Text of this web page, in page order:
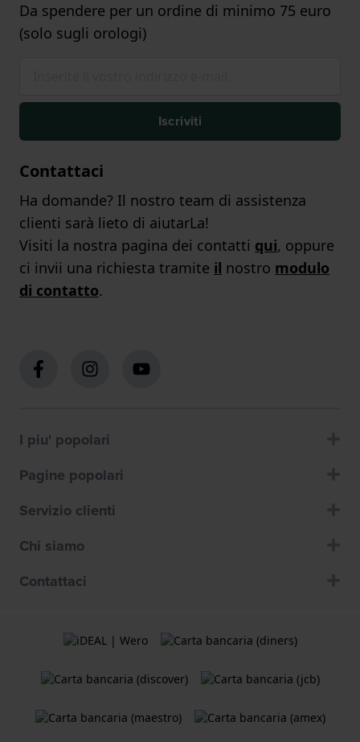
Da spendere per un ordine di minimo 75 euro
(solo sugli orologi)
Iscriviti
Contattaci
Ha domande? Il nostro team di assistenza
clienti sarà lieto di aiutarLa!
Visiti la nostra pagina dei contatti qui, oppure
ci invii una richiesta tramite il nostro modulo
di contatto.
I piu' popolari
Pagine popolari
Servizio clienti
Chi siamo
Contattaci